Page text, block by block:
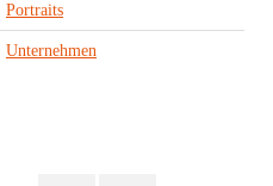
Portraits
Unternehmen